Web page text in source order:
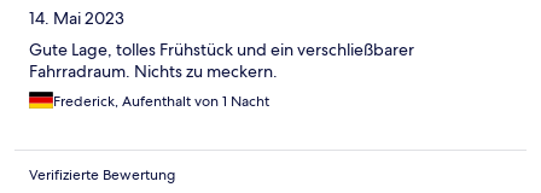
14. Mai 2023
Gute Lage, tolles Frühstück und ein verschließbarer
Fahrradraum. Nichts zu meckern.
Frederick, Aufenthalt von 1 Nacht
Verifizierte Bewertung